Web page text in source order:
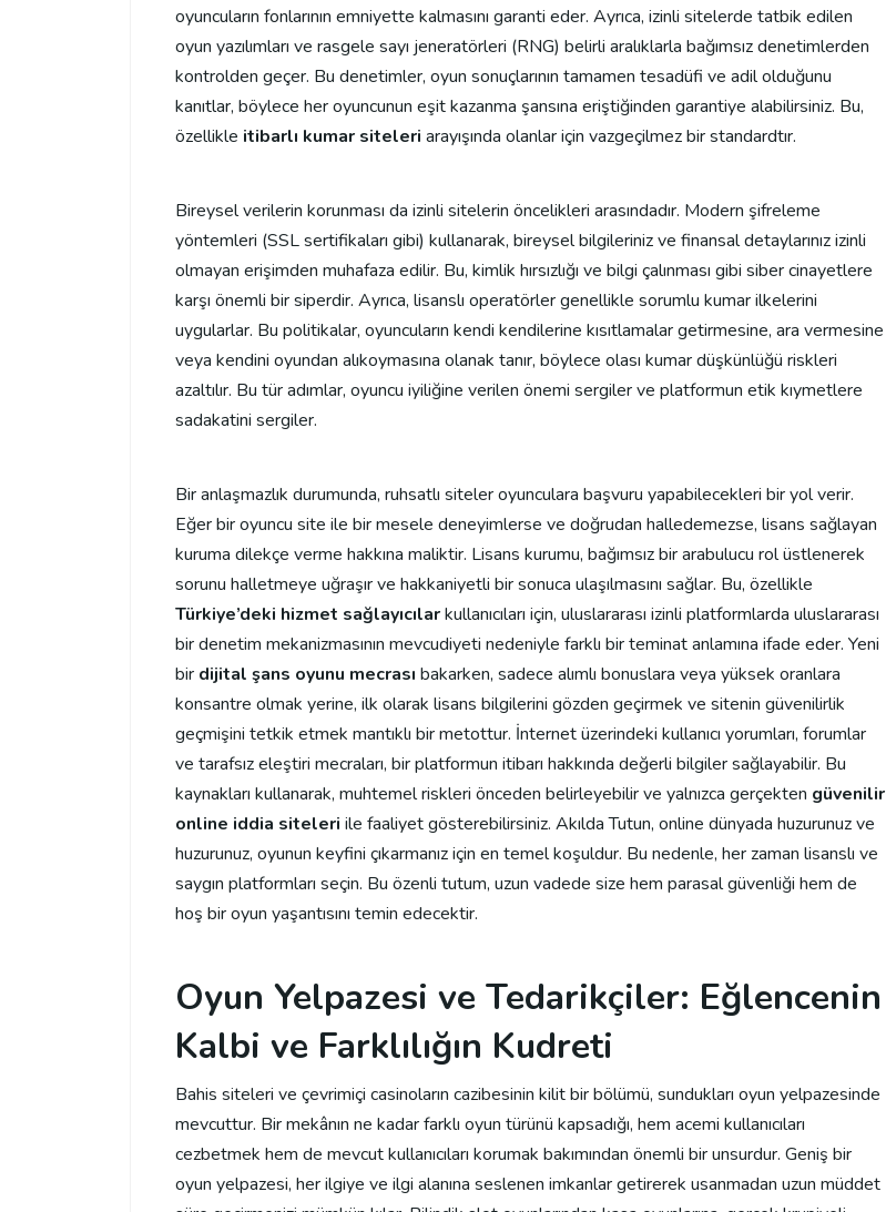
oyuncuların fonlarının emniyette kalmasını garanti eder. Ayrıca, izinli sitelerde tatbik edilen
oyun yazılımları ve rasgele sayı jeneratörleri (RNG) belirli aralıklarla bağımsız denetimlerden
kontrolden geçer. Bu denetimler, oyun sonuçlarının tamamen tesadüfi ve adil olduğunu
kanıtlar, böylece her oyuncunun eşit kazanma şansına eriştiğinden garantiye alabilirsiniz. Bu,
özellikle itibarlı kumar siteleri arayışında olanlar için vazgeçilmez bir standardtır.
Bireysel verilerin korunması da izinli sitelerin öncelikleri arasındadır. Modern şifreleme
yöntemleri (SSL sertifikaları gibi) kullanarak, bireysel bilgileriniz ve finansal detaylarınız izinli
olmayan erişimden muhafaza edilir. Bu, kimlik hırsızlığı ve bilgi çalınması gibi siber cinayetlere
karşı önemli bir siperdir. Ayrıca, lisanslı operatörler genellikle sorumlu kumar ilkelerini
uygularlar. Bu politikalar, oyuncuların kendi kendilerine kısıtlamalar getirmesine, ara vermesine
veya kendini oyundan alıkoymasına olanak tanır, böylece olası kumar düşkünlüğü riskleri
azaltılır. Bu tür adımlar, oyuncu iyiliğine verilen önemi sergiler ve platformun etik kıymetlere
sadakatini sergiler.
Bir anlaşmazlık durumunda, ruhsatlı siteler oyunculara başvuru yapabilecekleri bir yol verir.
Eğer bir oyuncu site ile bir mesele deneyimlerse ve doğrudan halledemezse, lisans sağlayan
kuruma dilekçe verme hakkına maliktir. Lisans kurumu, bağımsız bir arabulucu rol üstlenerek
sorunu halletmeye uğraşır ve hakkaniyetli bir sonuca ulaşılmasını sağlar. Bu, özellikle
Türkiye’deki hizmet sağlayıcılarkullanıcıları için, uluslararası izinli platformlarda uluslararası
bir denetim mekanizmasının mevcudiyeti nedeniyle farklı bir teminat anlamına ifade eder. Yeni
bir dijital şans oyunu mecrası bakarken, sadece alımlı bonuslara veya yüksek oranlara
konsantre olmak yerine, ilk olarak lisans bilgilerini gözden geçirmek ve sitenin güvenilirlik
geçmişini tetkik etmek mantıklı bir metottur. İnternet üzerindeki kullanıcı yorumları, forumlar
ve tarafsız eleştiri mecraları, bir platformun itibarı hakkında değerli bilgiler sağlayabilir. Bu
kaynakları kullanarak, muhtemel riskleri önceden belirleyebilir ve yalnızca gerçekten güvenilir
online iddia siteleri ile faaliyet gösterebilirsiniz. Akılda Tutun, online dünyada huzurunuz ve
huzurunuz, oyunun keyfini çıkarmanız için en temel koşuldur. Bu nedenle, her zaman lisanslı ve
saygın platformları seçin. Bu özenli tutum, uzun vadede size hem parasal güvenliği hem de
hoş bir oyun yaşantısını temin edecektir.
Oyun Yelpazesi ve Tedarikçiler: Eğlencenin
Kalbi ve Farklılığın Kudreti
Bahis siteleri ve çevrimiçi casinoların cazibesinin kilit bir bölümü, sundukları oyun yelpazesinde
mevcuttur. Bir mekânın ne kadar farklı oyun türünü kapsadığı, hem acemi kullanıcıları
cezbetmek hem de mevcut kullanıcıları korumak bakımından önemli bir unsurdur. Geniş bir
oyun yelpazesi, her ilgiye ve ilgi alanına seslenen imkanlar getirerek usanmadan uzun müddet